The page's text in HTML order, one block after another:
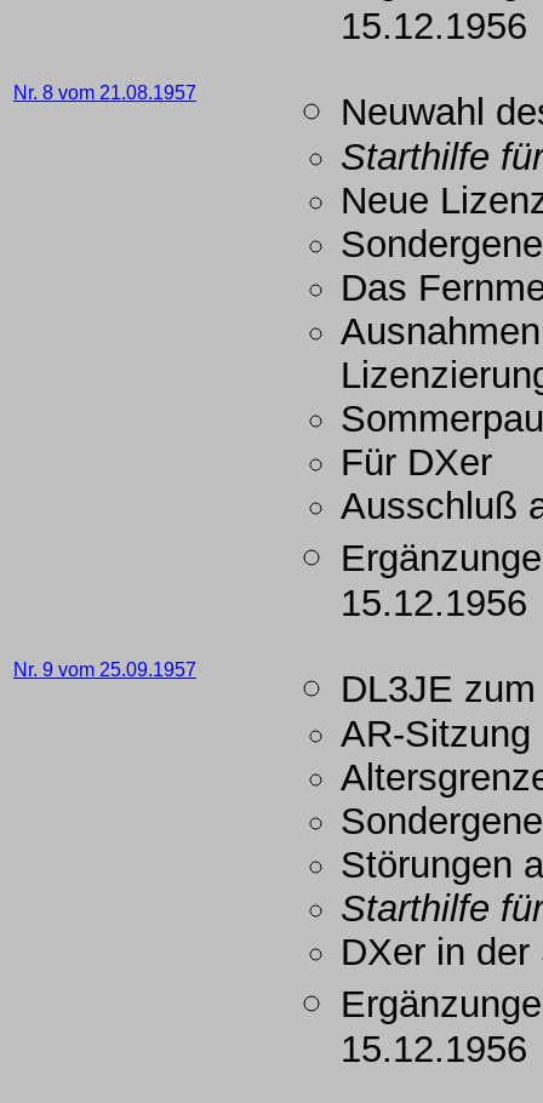
15.12.1956
Nr. 8 vom 21.08.1957
Neuwahl
Starthilfe
Neue
Das
Für DXer
Ausschluß
15.12.1956
Nr. 9 vom 25.09.1957
DL3JE
AR-Sitzung
Störungen
Starthilfe
DXer in
15.12.1956